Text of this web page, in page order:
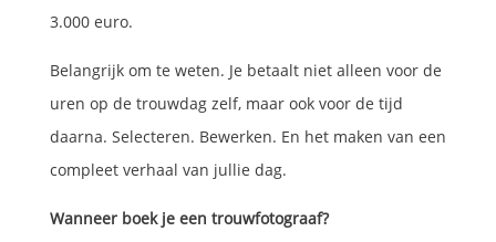
3.000 euro.
Belangrijk om te weten. Je betaalt niet alleen voor de
uren op de trouwdag zelf, maar ook voor de tijd
daarna. Selecteren. Bewerken. En het maken van een
compleet verhaal van jullie dag.
Wanneer boek je een trouwfotograaf?